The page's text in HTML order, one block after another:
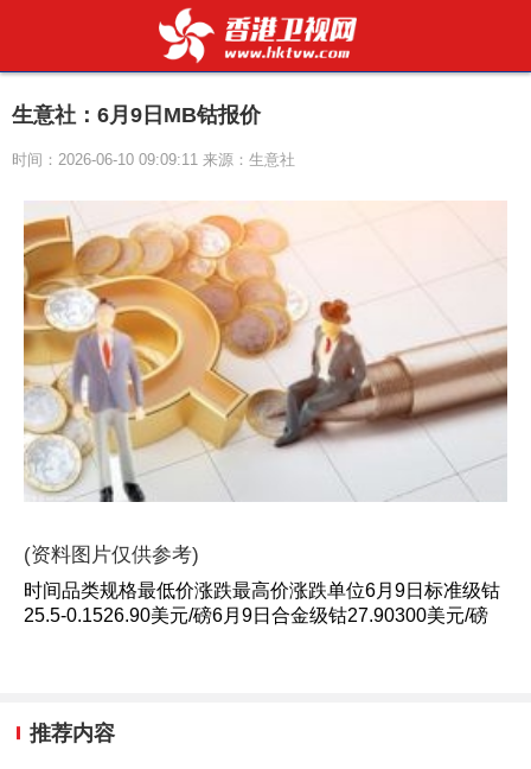
生意社：6月9日MB钴报价
时间：2026-06-10 09:09:11 来源：生意社
(资料图片仅供参考)
时间品类规格最低价涨跌最高价涨跌单位6月9日标准级钴
25.5-0.1526.90美元/磅6月9日合金级钴27.90300美元/磅
推荐内容